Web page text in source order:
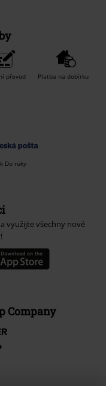
převod Platba na dobírku
Do ruky
využijte všechny nové
Company